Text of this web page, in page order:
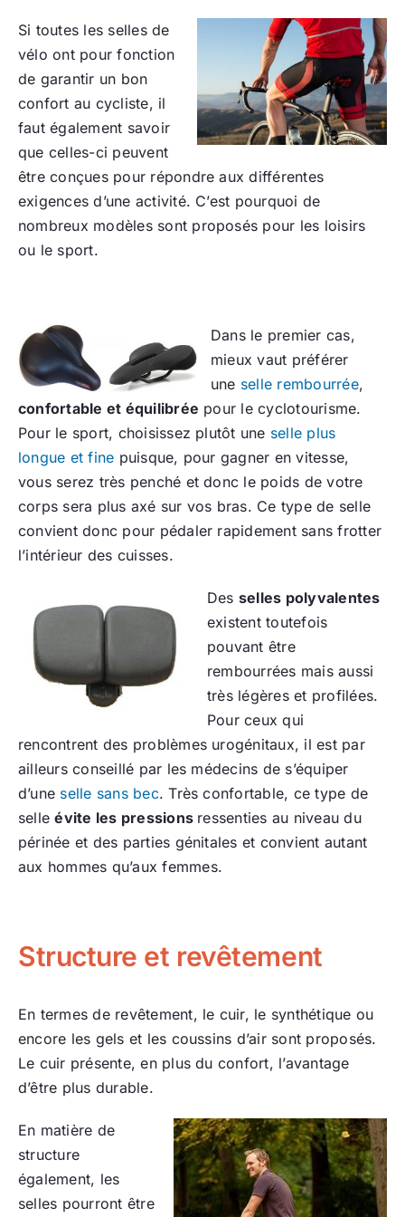
Si toutes les selles de
vélo ont pour fonction
de garantir un bon
confort au cycliste, il
faut également savoir
que celles-ci peuvent
être conçues pour répondre aux différentes
exigences d’une activité. C’est pourquoi de
nombreux modèles sont proposés pour les loisirs
ou le sport.
Dans le premier cas,
mieux vaut préférer
une selle rembourrée,
confortable et équilibrée pour le cyclotourisme.
Pour le sport, choisissez plutôt une selle plus
longue et fine puisque, pour gagner en vitesse,
vous serez très penché et donc le poids de votre
corps sera plus axé sur vos bras. Ce type de selle
convient donc pour pédaler rapidement sans frotter
l’intérieur des cuisses.
Des selles polyvalentes
existent toutefois
pouvant être
rembourrées mais aussi
très légères et profilées.
Pour ceux qui
rencontrent des problèmes urogénitaux, il est par
ailleurs conseillé par les médecins de s’équiper
d’une selle sans bec. Très confortable, ce type de
selleévite les pressions ressenties au niveau du
périnée et des parties génitales et convient autant
aux hommes qu’aux femmes.
Structure et revêtement
En termes de revêtement, le cuir, le synthétique ou
encore les gels et les coussins d’air sont proposés.
Le cuir présente, en plus du confort, l’avantage
d’être plus durable.
En matière de
structure
également, les
selles pourront être